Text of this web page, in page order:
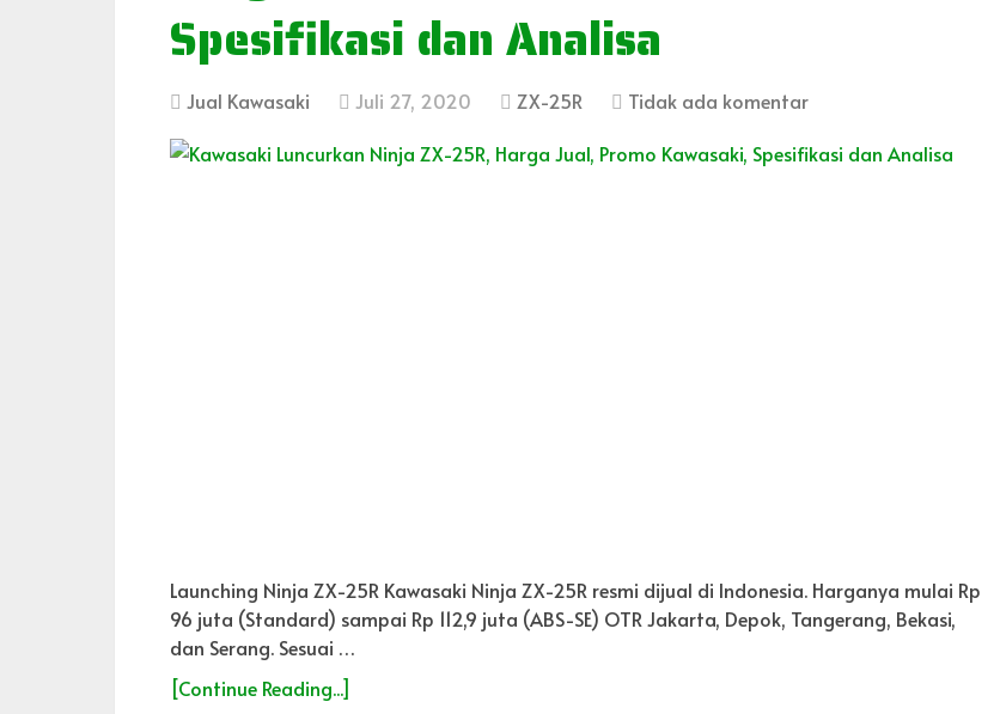
Spesifikasi dan Analisa
Jual Kawasaki Juli 27, 2020 ZX-25R Tidak ada komentar
Launching Ninja ZX-25R Kawasaki Ninja ZX-25R resmi dijual di Indonesia. Harganya mulai Rp
96 juta (Standard) sampai Rp 112,9 juta (ABS-SE) OTR Jakarta, Depok, Tangerang, Bekasi,
dan Serang. Sesuai …
[Continue Reading...]